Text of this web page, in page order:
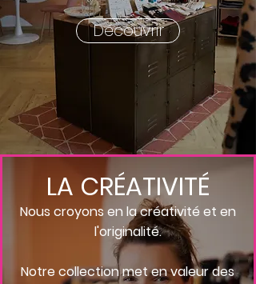
Découvrir
LA CRÉATIVITÉ
Nous croyons en la créativité et en
l'originalité.
Notre collection met en valeur des